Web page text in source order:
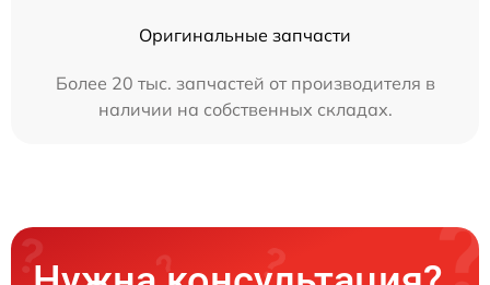
Оригинальные запчасти
Более 20 тыс. запчастей от производителя в
наличии на собственных складах.